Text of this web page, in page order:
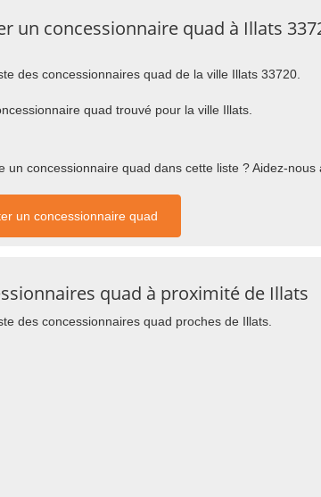
un concessionnaire quad à Illats
des concessionnaires quad de la ville Illats 33720.
quad trouvé pour la ville Illats.
un concessionnaire quad dans cette liste ? Aidez-
un concessionnaire quad
quad à proximité de Illats
des concessionnaires quad proches de Illats.